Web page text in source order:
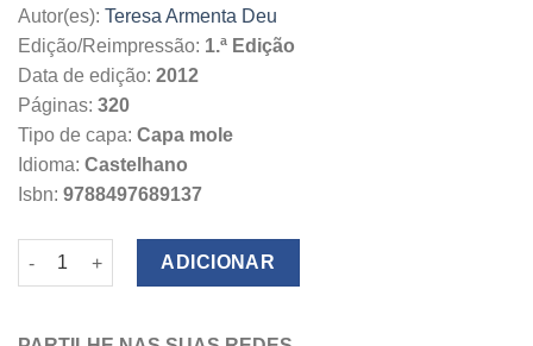
Autor(es): Teresa Armenta Deu
Edição/Reimpressão: 1.ª Edição
Data de edição: 2012
Páginas: 320
Tipo de capa: Capa mole
Idioma: Castelhano
Isbn: 9788497689137
Quantidade de Sistemas Procesales Penales
ADICIONAR